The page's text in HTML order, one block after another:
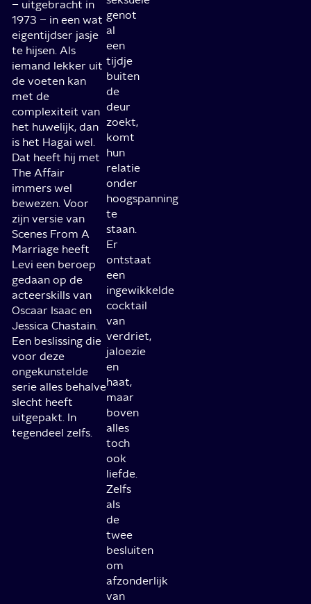
– uitgebracht in
1973 – in een wat
eigentijdser jasje
te hijsen. Als
iemand lekker uit
de voeten kan
met de
complexiteit van
het huwelijk, dan
is het Hagai wel.
Dat heeft hij met
The Affair
immers wel
bewezen. Voor
zijn versie van
Scenes From A
Marriage heeft
Levi een beroep
gedaan op de
acteerskills van
Oscaar Isaac en
Jessica Chastain.
Een beslissing die
voor deze
ongekunstelde
serie alles behalve
slecht heeft
uitgepakt. In
tegendeel zelfs.
genot
al
een
tijdje
buiten
de
deur
zoekt,
komt
hun
relatie
onder
hoogspanning
te
staan.
Er
ontstaat
een
ingewikkelde
cocktail
van
verdriet,
jaloezie
en
haat,
maar
boven
alles
toch
ook
liefde.
Zelfs
als
de
twee
besluiten
om
afzonderlijk
van